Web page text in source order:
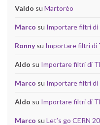
Valdo su Martorèo
Marco su Importare filtri di
Ronnysu Importare filtri di
Aldo su Importare filtri di
Marco su Importare filtri di
Aldo su Importare filtri di
Marco su Let’s go CERN